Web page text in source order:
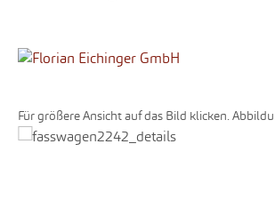
Für größere Ansicht auf das Bild klicken.
Bildergalerie überspringen